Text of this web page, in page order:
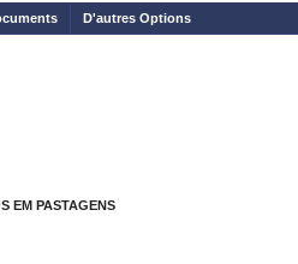
D'autres Options
EM PASTAGENS